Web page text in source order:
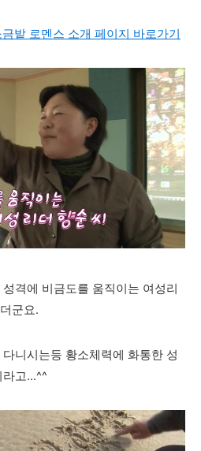
밭 로멘스 소개 페이지 바로가기
격에 비금도를 움직이는 여성리
군요.
니시는등 황소체력에 화통한 성
고...^^